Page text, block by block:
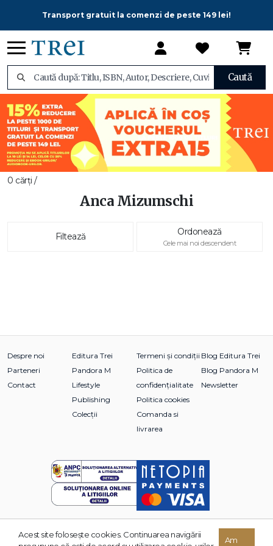
Transport gratuit la comenzi de peste 149 lei!
Caută
0 cărți /
Anca Mizumschi
Filtează Ordonează
Cele mai noi descendent
Despre noi
Parteneri
Contact
Editura Trei
Pandora M
Lifestyle
Publishing
Colecții
Termeni și condiții
Politica de
confidențialitate
Politica cookies
Comanda si
livrarea
Blog Editura Trei
Blog Pandora M
Newsletter
© 2026 Grupul Editorial TREI. Toate drepturile rezervate.
Acest site foloseşte cookies. Continuarea navigării
Am